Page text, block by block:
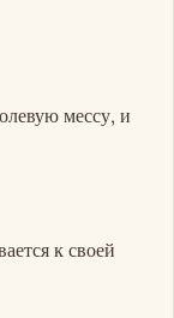
мессу, и
к своей